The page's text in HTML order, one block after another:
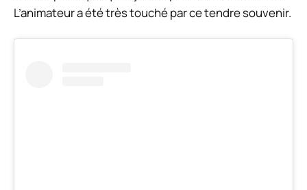
L’animateur a été très touché par ce tendre souvenir.